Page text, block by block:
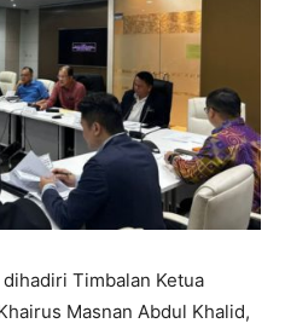
Timbalan Ketua
Masnan Abdul Khalid,